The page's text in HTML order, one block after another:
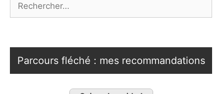
Parcours fléché : mes recommandations